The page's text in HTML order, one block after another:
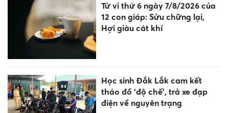
Tử vi thứ 6 ngày 7/8/2026 của
12 con giáp: Sửu chững lại,
Hợi giàu cát khí
Học sinh Đắk Lắk cam kết
tháo đồ 'độ chế', trả xe đạp
điện về nguyên trạng